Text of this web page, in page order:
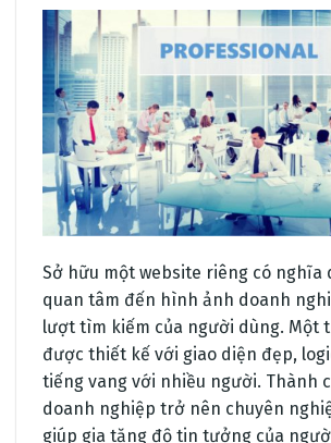
Sở hữu một website riêng có nghĩa
quan tâm đến hình ảnh doanh
lượt tìm kiếm của người dùng. Một
được thiết kế với giao diện đẹp,
tiếng vang với nhiều người. Thành
doanh nghiệp trở nên chuyên
giúp gia tăng độ tin tưởng của